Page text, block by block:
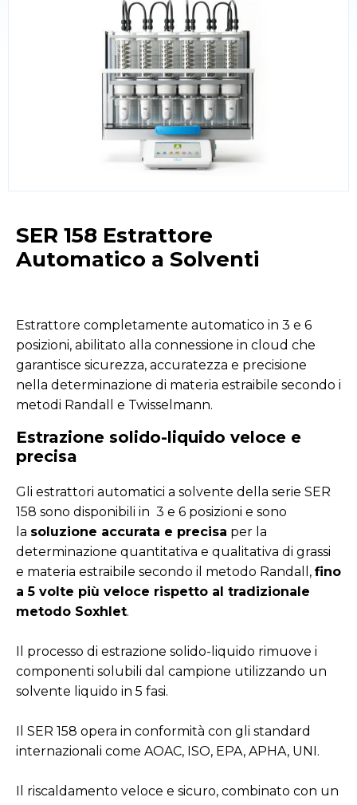
SER 158 Estrattore
Automatico a Solventi
Estrattore completamente automatico in 3 e 6
posizioni, abilitato alla connessione in cloud che
garantisce sicurezza, accuratezza e precisione
nella determinazione di materia estraibile secondo i
metodi Randall e Twisselmann.
Estrazione solido-liquido veloce e
precisa
Gli estrattori automatici a solvente della serie SER
158 sono disponibili in 3 e 6 posizioni e sono
la soluzione accurata e precisa per la
determinazione quantitativa e qualitativa di grassi
e materia estraibile secondo il metodo Randall, fino
a 5 volte più veloce rispetto al tradizionale
metodo Soxhlet.
Il processo di estrazione solido-liquido rimuove i
componenti solubili dal campione utilizzando un
solvente liquido in 5 fasi.
Il SER 158 opera in conformità con gli standard
internazionali come AOAC, ISO, EPA, APHA, UNI.
Il riscaldamento veloce e sicuro, combinato con un